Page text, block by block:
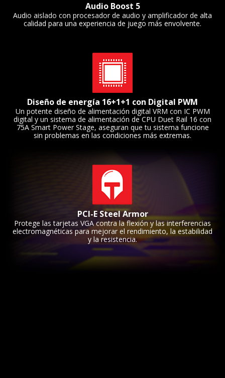
Audio Boost 5
Audio aislado con procesador de audio y amplificador de alta
calidad para una experiencia de juego más envolvente.
Diseño de energía 16+1+1 con Digital PWM
Un potente diseño de alimentación digital VRM con IC PWM
digital y un sistema de alimentación de CPU Duet Rail 16 con
75A Smart Power Stage, aseguran que tu sistema funcione
sin problemas en las condiciones más extremas.
PCI-E Steel Armor
Protege las tarjetas VGA contra la flexión y las interferencias
electromagnéticas para mejorar el rendimiento, la estabilidad
y la resistencia.